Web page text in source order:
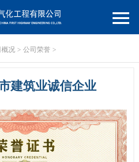
概况 > 公司荣誉 >
建筑业诚信企业